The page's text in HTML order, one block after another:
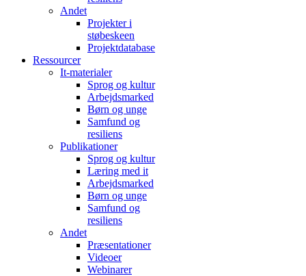
Andet
Projekter i
støbeskeen
Projektdatabase
Ressourcer
It-materialer
Sprog og kultur
Arbejdsmarked
Børn og unge
Samfund og
resiliens
Publikationer
Sprog og kultur
Læring med it
Arbejdsmarked
Børn og unge
Samfund og
resiliens
Andet
Præsentationer
Videoer
Webinarer